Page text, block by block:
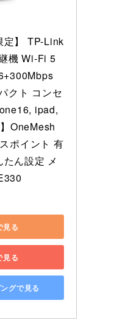
定】 TP-Link
機 Wi-Fi 5
クト コンセ
ipad,
OneMesh
ポイント 有
ん設定 メ
る
見る
グで見る